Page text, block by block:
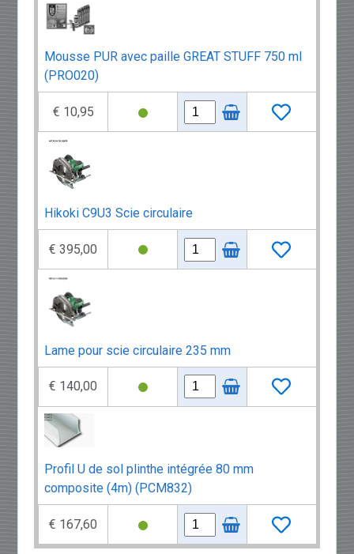
Mousse PUR avec paille GREAT STUFF 750 ml
(PRO020)
€ 10,95
Hikoki C9U3 Scie circulaire
€ 395,00
Lame pour scie circulaire 235 mm
€ 140,00
Profil U de sol plinthe intégrée 80 mm
composite (4m) (PCM832)
€ 167,60